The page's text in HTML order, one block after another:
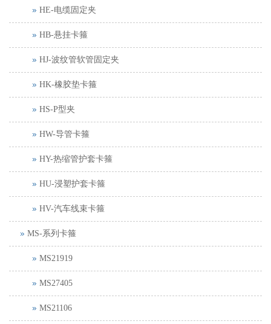
HE-电缆固定夹
HB-悬挂卡箍
HJ-波纹管软管固定夹
HK-橡胶垫卡箍
HS-P型夹
HW-导管卡箍
HY-热缩管护套卡箍
HU-浸塑护套卡箍
HV-汽车线束卡箍
MS-系列卡箍
MS21919
MS27405
MS21106